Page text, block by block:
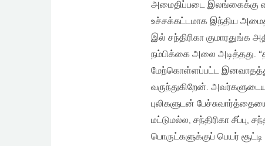
அமைதிப்படை இலங்கைக்கு
உச்சக்கட்டமாக இந்திய
இல் சந்திரிகா குமாரதுங்க
நம்பிக்கை அலை அடித்தது.
மேற்கொள்ளப்பட்ட
வருந்துகிறேன்.
புலிகளுடன்
மட்டுமல்ல, சந்திரிகா சீப்பு,
பொருட்களுக்குப் பெயர்